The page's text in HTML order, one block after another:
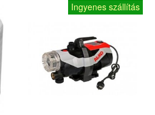
Ingyenes szállítás